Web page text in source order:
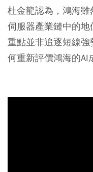
杜金龍認為，鴻海
伺服器產業鏈中的地
重點並非追逐短線
何重新評價鴻海的AI